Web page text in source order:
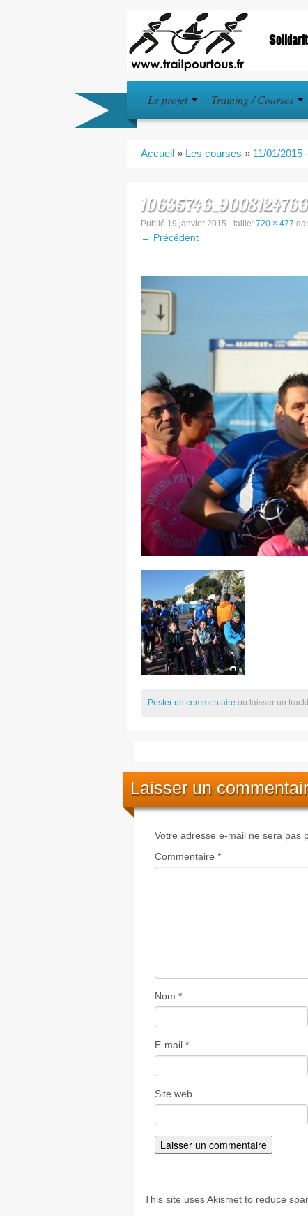
Le projet Training / Courses
Accueil » Les courses » 11/01/2015
Publié 19 janvier 2015 - taille: 720 × 477
← Précédent
Poster un commentaire ou laisser un
Laisser un
Votre adresse e-mail ne sera pas
Commentaire *
Nom *
E-mail *
Site web
This site uses Akismet to reduce